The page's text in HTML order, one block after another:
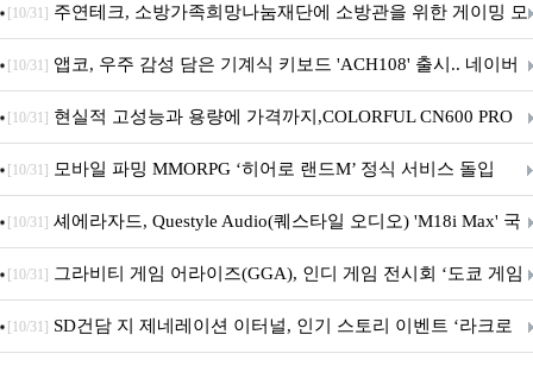
픈
[10/31] 주연테크, 소방가족희망나눔재단에 소방관을 위한 게이밍 모
니터·스마트 펫 침대 기부
[10/31] 앱코, 우주 감성 담은 기계식 키보드 'ACH108' 출시.. 네이버
브랜드데이 기획전 진행
[10/31] 현실적 고성능과 용량에 가격까지,COLORFUL CN600 PRO
M.2 NVMe 디앤디컴 1TB
[10/31] 모바일 파밍 MMORPG ‘히어로 랜드M’ 정식 서비스 돌입
[10/31] 셰에라자드, Questyle Audio(퀘스타일 오디오) 'M18i Max' 국
내 정식 출시
[10/31] 그라비티 게임 어라이즈(GGA), 인디 게임 전시회 ‘도쿄 게임
던전 13’ 참가!
[10/31] SD건담 지 제네레이션 이터널, 인기 스토리 이벤트 ‘라크로